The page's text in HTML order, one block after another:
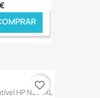
€ ONLINE
HP N364XL
favorite_border